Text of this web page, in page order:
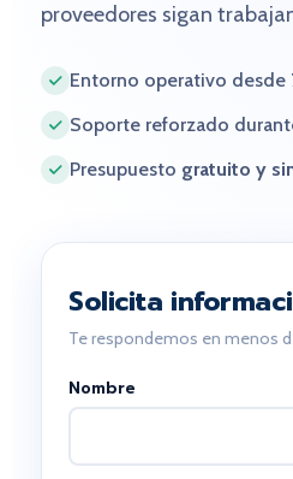
proveedores sigan
Entorno operativo desde
Soporte reforzado
Presupuesto gratuito y
Solicita
Te respondemos en menos
Nombre